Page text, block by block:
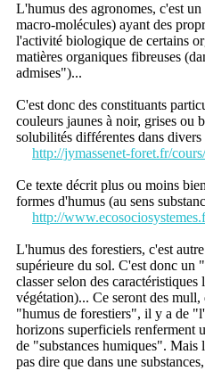
L'humus des agronomes, c'est
macro-molécules) ayant des
l'activité biologique de certains
matières organiques fibreuses
admises")...
C'est donc des constituants
couleurs jaunes à noir, grises ou
solubilités différentes dans
http://jymassenet-foret.fr/
Ce texte décrit plus ou moins
formes d'humus (au sens
http://
L'humus des forestiers, c'est
supérieure du sol. C'est donc
classer selon des
végétation)... Ce seront des
"humus de forestiers", il y a de
horizons superficiels renferment
de "substances humiques". Mais
pas dire que dans une